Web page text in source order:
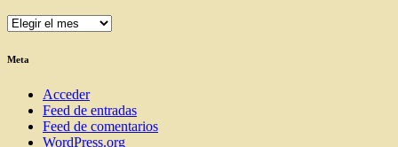
ENTRADAS
BLOG
Meta
Acceder
Feed de entradas
Feed de comentarios
WordPress.org